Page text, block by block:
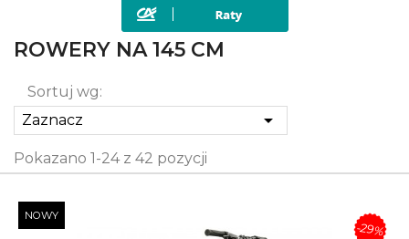
ROWERY NA 145 CM
Sortuj wg:
Zaznacz

Pokazano 1-24 z 42 pozycji
NOWY
-29%